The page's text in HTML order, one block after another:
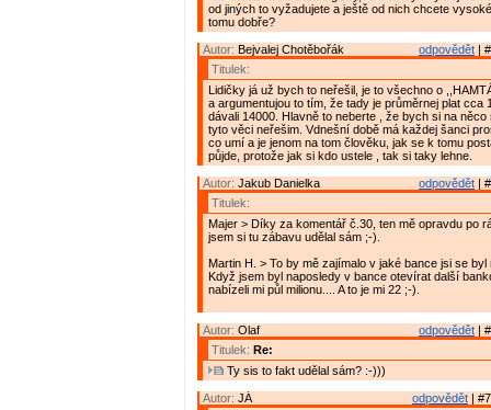
od jiných to vyžadujete a ještě od nich chcete
tomu dobře?
odpovědět |
Autor: Bejvalej Chotěbořák
Titulek:
Lidičky já už bych to neřešil, je to všechno o
a argumentujou to tím, že tady je průměrnej plat cca
dávali 14000. Hlavně to neberte , že bych si na něco
tyto věci neřešim. Vdnešní době má každej šanci
co umí a je jenom na tom člověku, jak se k tomu
půjde, protože jak si kdo ustele , tak si taky lehne.
odpovědět |
Autor: Jakub Danielka
Titulek:
Majer > Díky za komentář č.30, ten mě opravdu po
jsem si tu zábavu udělal sám ;-).
Martin H. > To by mě zajímalo v jaké bance jsi se byl
Když jsem byl naposledy v bance otevírat další
nabízeli mi půl milionu.... A to je mi 22 ;-).
odpovědět |
Autor: Olaf
Titulek: Re:
Ty sis to fakt udělal sám? :-)))
odpovědět |
Autor: JÁ